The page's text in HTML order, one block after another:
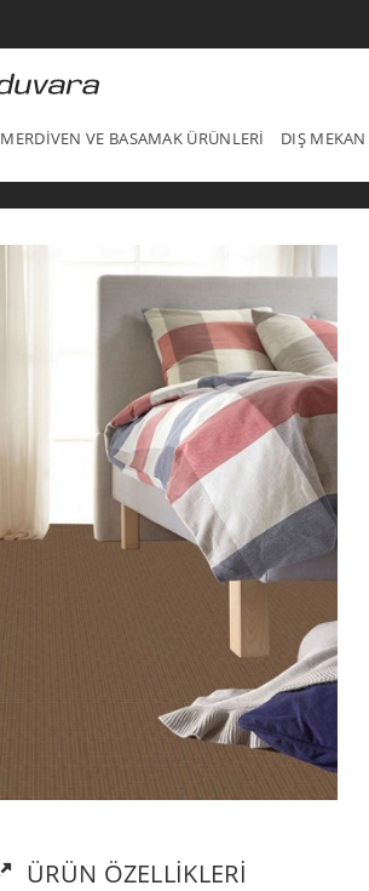
MERDIVEN VE BASAMAK ÜRÜNLERI DIŞ MEKAN
ÜRÜN ÖZELLIKLERI